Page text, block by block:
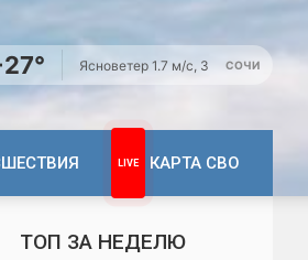
Ясноветер 1.7 м/с, З СОЧИ
КАРТА СВО
ТОП ЗА НЕДЕЛЮ